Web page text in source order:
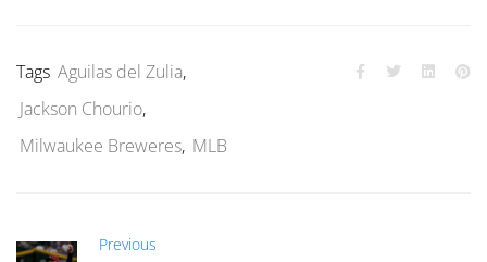
Tags Aguilas del Zulia,
Jackson Chourio,
Milwaukee Breweres, MLB
Previous